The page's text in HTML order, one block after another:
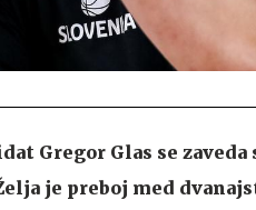
Gregor Glas se zaveda
je preboj med